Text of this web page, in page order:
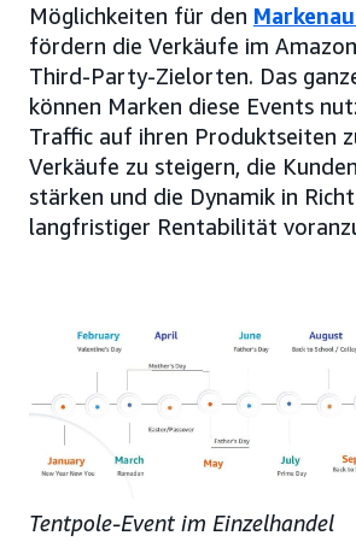
Möglichkeiten für den
fördern die Verkäufe im
Third-Party-Zielorten. Das
können Marken diese Events
Traffic auf ihren Produktseiten
Verkäufe zu steigern, die
stärken und die Dynamik in
langfristiger Rentabilität
Tentpole-Event im Einzelhandel